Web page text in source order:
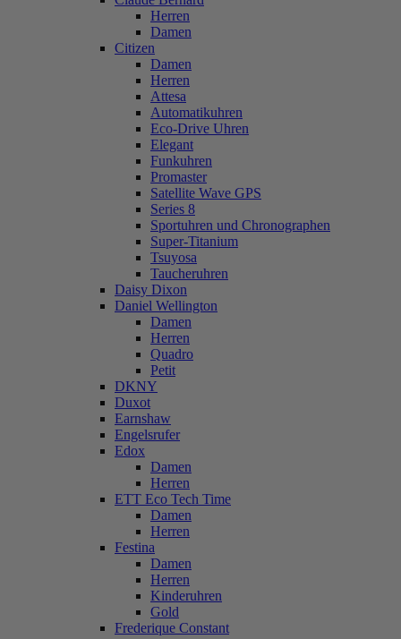
Herren
Damen
Citizen
Damen
Herren
Attesa
Automatikuhren
Eco-Drive Uhren
Elegant
Funkuhren
Promaster
Satellite Wave GPS
Series 8
Sportuhren und Chronographen
Super-Titanium
Tsuyosa
Taucheruhren
Daisy Dixon
Daniel Wellington
Damen
Herren
Quadro
Petit
DKNY
Duxot
Earnshaw
Engelsrufer
Edox
Damen
Herren
ETT Eco Tech Time
Damen
Herren
Festina
Damen
Herren
Kinderuhren
Gold
Frederique Constant